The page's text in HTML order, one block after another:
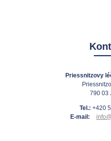
Priessnitzovy
790 03
Tel.: +420
E-mail: